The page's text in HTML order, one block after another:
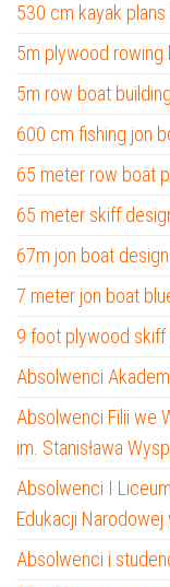
530 cm kayak plans
5m plywood rowing
5m row boat
600 cm fishing jon
65 meter row boat
65 meter skiff
67m jon boat
7 meter jon boat
9 foot plywood skiff
Absolwenci
Absolwenci Filii we
im. Stanisława
Absolwenci I
Edukacji Narodowej
Absolwenci i